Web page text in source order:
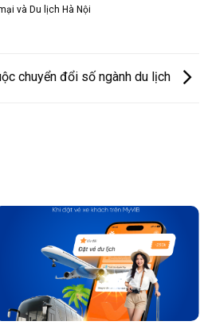
và Du lịch Hà Nội
chuyển đổi số ngành du lịch